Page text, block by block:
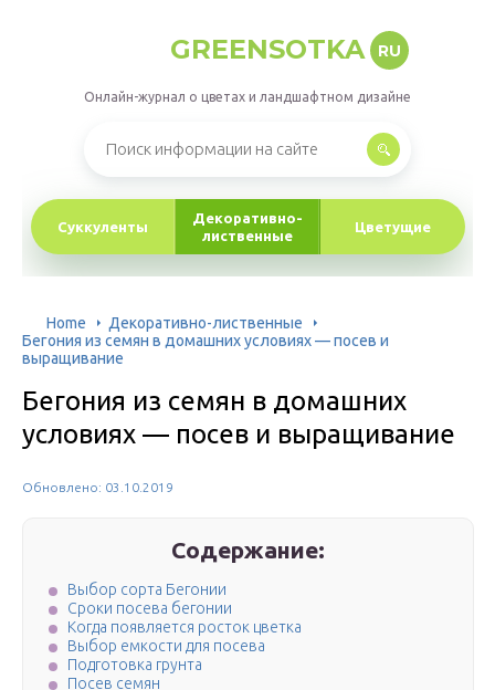
GREENSOTKA RU
Онлайн-журнал о цветах и ландшафтном дизайне
Суккуленты
Декоративно-
лиственные
Цветущие
Home
Декоративно-лиственные
Бегония из семян в домашних условиях — посев и
выращивание
Бегония из семян в домашних
условиях — посев и выращивание
Обновлено: 03.10.2019
Содержание:
Выбор сорта Бегонии
Сроки посева бегонии
Когда появляется росток цветка
Выбор емкости для посева
Подготовка грунта
Посев семян